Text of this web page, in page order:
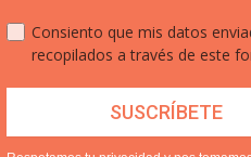
Consiento que mis datos
recopilados a través de este